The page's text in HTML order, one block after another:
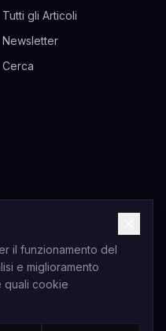
Tutti gli Articoli
Newsletter
Cerca
il funzionamento del
e miglioramento
quali cookie